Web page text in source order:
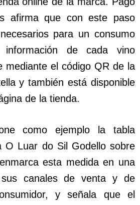
afirma que con este paso
para un consumo
información de cada vino
mediante el código QR de la
y también está disponible
de la tienda.
como ejemplo la tabla
O Luar do Sil Godello sobre
esta medida en una
sus canales de venta y de
y señala que el